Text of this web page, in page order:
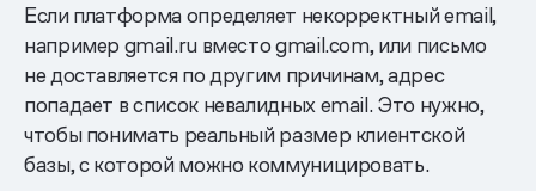
Если платформа определяет некорректный email,
например gmail.ru вместо gmail.com, или письмо
не доставляется по другим причинам, адрес
попадает в список невалидных email. Это нужно,
чтобы понимать реальный размер клиентской
базы, с которой можно коммуницировать.